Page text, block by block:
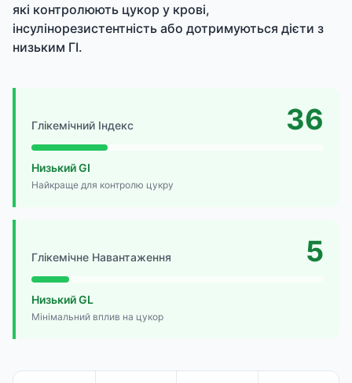
які контролюють цукор у крові,
інсулінорезистентність або дотримуються дієти з
низьким ГІ.
Глікемічний Індекс 36
Низький GI
Найкраще для контролю цукру
Глікемічне Навантаження 5
Низький GL
Мінімальний вплив на цукор